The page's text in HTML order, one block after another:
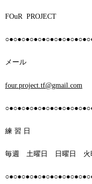
FOuR PROJECT
メール
four.project.tf@gmail.com
練 習 日
毎週 土曜日 日曜日 火